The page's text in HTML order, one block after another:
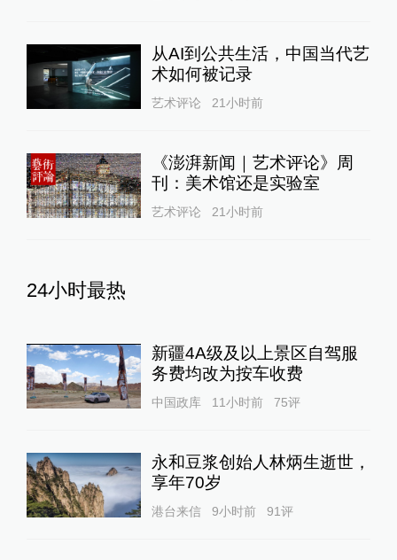
从AI到公共生活，中国当代艺
术如何被记录
艺术评论 21小时前
《澎湃新闻｜艺术评论》周
刊：美术馆还是实验室
艺术评论 21小时前
24小时最热
新疆4A级及以上景区自驾服
务费均改为按车收费
中国政库 11小时前 75评
永和豆浆创始人林炳生逝世，
享年70岁
港台来信 9小时前 91评